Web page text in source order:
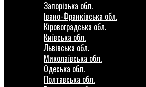
Запорізька обл.
Івано-Франківська обл.
Кіровоградська обл.
Київська обл.
Львівська обл.
Миколаївська обл.
Одеська обл.
Полтавська обл.